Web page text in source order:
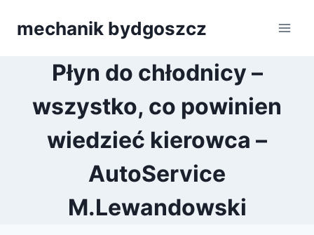
mechanik bydgoszcz
Płyn do chłodnicy –
wszystko, co powinien
wiedzieć kierowca –
AutoService
M.Lewandowski